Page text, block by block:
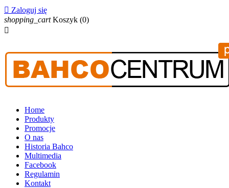
 Zaloguj się
shopping_cart Koszyk (0)

Home
Produkty
Promocje
O nas
Historia Bahco
Multimedia
Facebook
Regulamin
Kontakt